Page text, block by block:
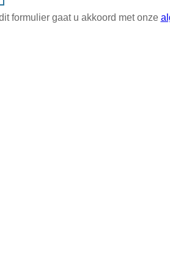
formulier gaat u akkoord met onze